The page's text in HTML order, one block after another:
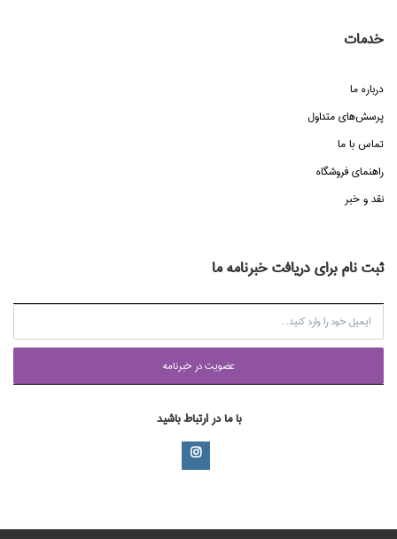
خدمات
درباره ما
پرسش‌هاي متداول
تماس با ما
راهنماي فروشگاه
نقد و خبر
ثبت نام برای دریافت خبرنامه ما
عضويت در خبرنامه
با ما در ارتباط باشید